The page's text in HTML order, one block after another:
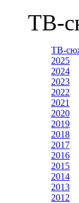
ТВ-
ТВ-
2025
2024
2023
2022
2021
2020
2019
2018
2017
2016
2015
2014
2013
2012